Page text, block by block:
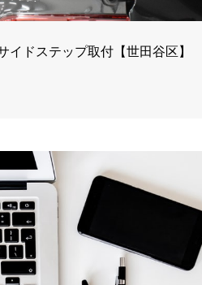
イドステップ取付【世田谷区】